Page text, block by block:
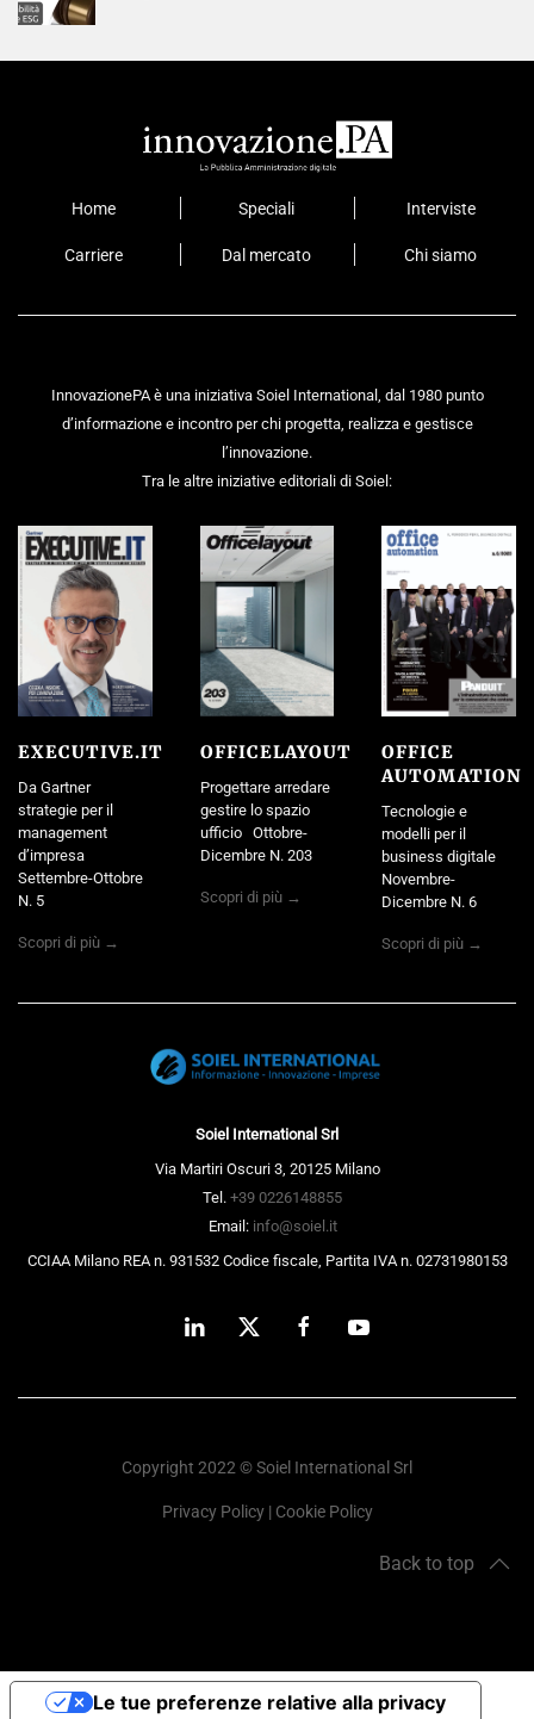
Home Speciali Interviste
Carriere Dal mercato Chi siamo
InnovazionePA è una iniziativa Soiel International, dal 1980 punto
d’informazione e incontro per chi progetta, realizza e gestisce
l’innovazione.
Tra le altre iniziative editoriali di Soiel:
EXECUTIVE.IT
Da Gartner
strategie per il
management
d’impresa
Settembre-Ottobre
N. 5
Scopri di più →
OFFICELAYOUT
Progettare arredare
gestire lo spazio
ufficio Ottobre-
Dicembre N. 203
Scopri di più →
OFFICE
AUTOMATION
Tecnologie e
modelli per il
business digitale
Novembre-
Dicembre N. 6
Scopri di più →
Soiel International Srl
Via Martiri Oscuri 3, 20125 Milano
Tel. +39 0226148855
Email: info@soiel.it
CCIAA Milano REA n. 931532 Codice fiscale, Partita IVA n. 02731980153
Copyright 2022 © Soiel International Srl
Privacy Policy| Cookie Policy
Back to top
Le tue preferenze relative alla privacy